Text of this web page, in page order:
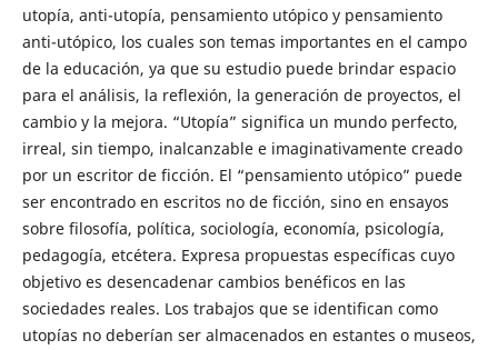
utopía, anti-utopía, pensamiento utópico y pensamiento
anti-utópico, los cuales son temas importantes en el campo
de la educación, ya que su estudio puede brindar espacio
para el análisis, la reflexión, la generación de proyectos, el
cambio y la mejora. “Utopía” significa un mundo perfecto,
irreal, sin tiempo, inalcanzable e imaginativamente creado
por un escritor de ficción. El “pensamiento utópico” puede
ser encontrado en escritos no de ficción, sino en ensayos
sobre filosofía, política, sociología, economía, psicología,
pedagogía, etcétera. Expresa propuestas específicas cuyo
objetivo es desencadenar cambios benéficos en las
sociedades reales. Los trabajos que se identifican como
utopías no deberían ser almacenados en estantes o museos,